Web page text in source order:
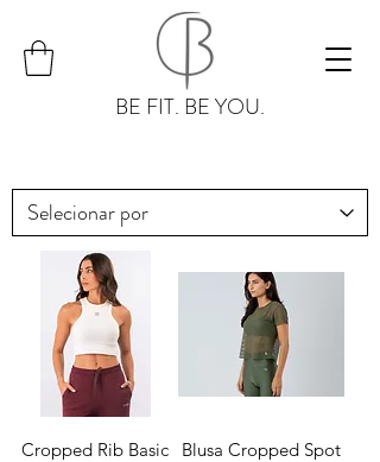
BE FIT. BE YOU.
Cropped Rib Basic
Blusa Cropped Spot